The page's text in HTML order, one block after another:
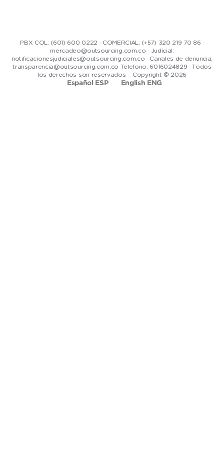
PBX COL: (601) 600 0222 · COMERCIAL: (+57) 320 219 70 86 ·
mercadeo@outsourcing.com.co · Judicial:
notificacionesjudiciales@outsourcing.com.co · Canales de denuncia:
transparencia@outsourcing.com.co Telefono: 6016024829 · Todos
los derechos son reservados · Copyright © 2026
Español ESP English ENG